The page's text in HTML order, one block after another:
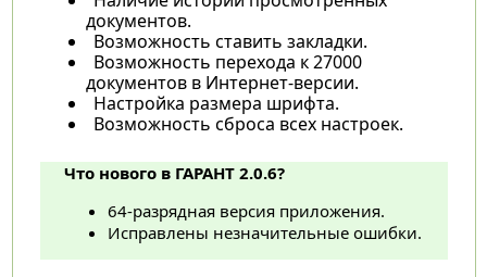
документов.
Возможность ставить закладки.
Возможность перехода к 27000
документов в Интернет-версии.
Настройка размера шрифта.
Возможность сброса всех настроек.
Что нового в ГАРАНТ 2.0.6?
64-разрядная версия приложения.
Исправлены незначительные ошибки.